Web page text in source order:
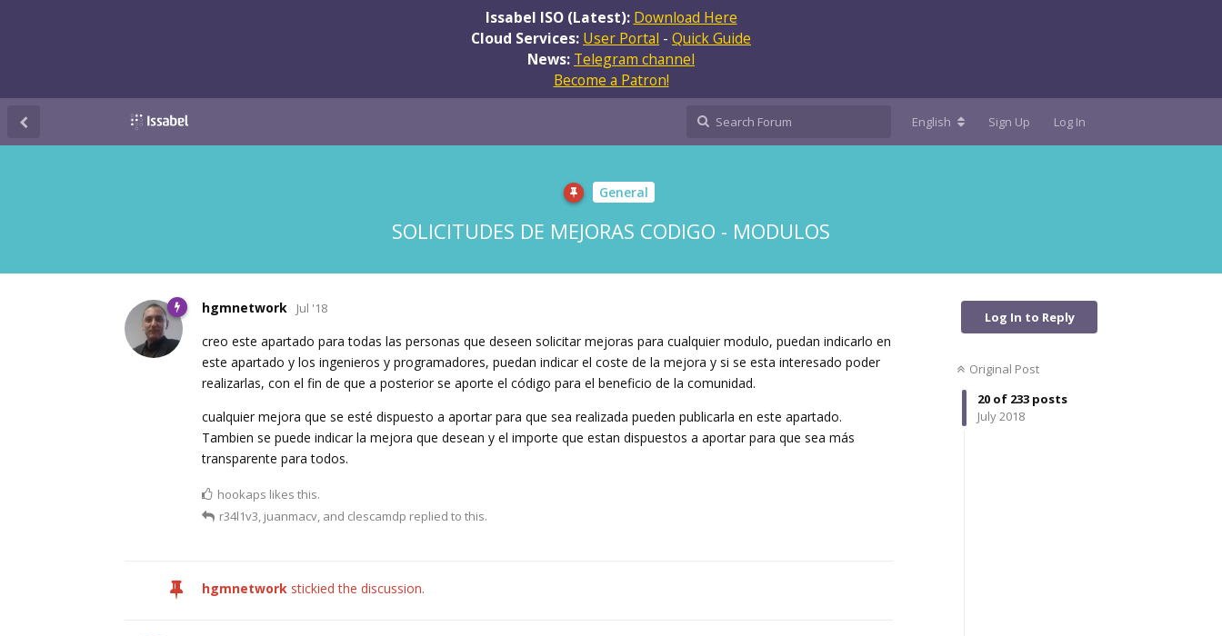
Issabel ISO (Latest): Download Here
Cloud Services: User Portal - Quick Guide
News: Telegram channel
Become a Patron!
English Sign Up Log In
General
SOLICITUDES DE MEJORAS CODIGO - MODULOS
Log In to Reply
Original Post
20 of 233 posts
July 2018
hgmnetwork Jul '18
creo este apartado para todas las personas que deseen solicitar mejoras para cualquier modulo, puedan indicarlo en
este apartado y los ingenieros y programadores, puedan indicar el coste de la mejora y si se esta interesado poder
realizarlas, con el fin de que a posterior se aporte el código para el beneficio de la comunidad.
cualquier mejora que se esté dispuesto a aportar para que sea realizada pueden publicarla en este apartado.
Tambien se puede indicar la mejora que desean y el importe que estan dispuestos a aportar para que sea más
transparente para todos.
hookaps likes this.
r34l1v3, juanmacv, and clescamdp replied to this.
hgmnetwork stickied the discussion.